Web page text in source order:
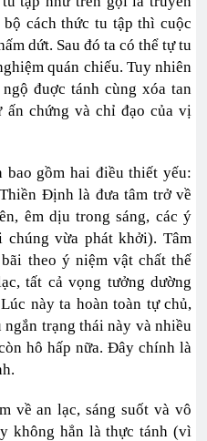
cách thức tu tập thì cuộc
dứt. Sau đó ta có thể tự tu
quán chiếu. Tuy nhiên
đuợc tánh cùng xóa tan
ấn chứng và chỉ đạo của vị
gồm hai điều thiết yếu:
Ðịnh là đưa tâm trở về
êm dịu trong sáng, các ý
vừa phát khởi). Tâm
theo ý niệm vật chất thế
tất cả vọng tưởng dường
này ta hoàn toàn tự chủ,
trạng thái này và nhiều
hô hấp nữa. Ðây chính là
về an lạc, sáng suốt và vô
không hẳn là thực tánh (vì